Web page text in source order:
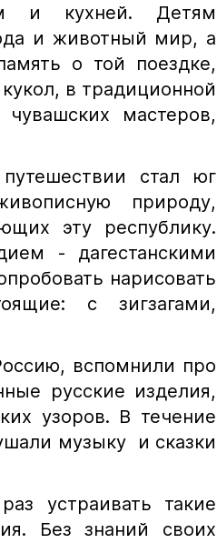
и кухней. Детям
и животный мир, а
о той поездке,
в традиционной
мастеров,
стал юг
природу,
эту республику.
- дагестанскими
нарисовать
с зигзагами,
вспомнили про
русские изделия,
узоров. В течение
музыку и сказки
устраивать такие
Без знаний своих